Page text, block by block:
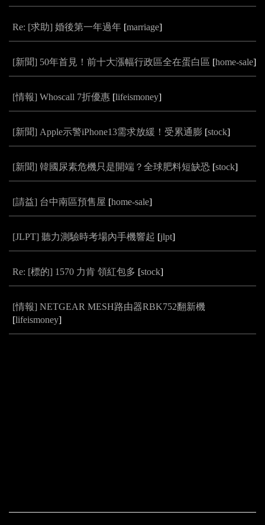
Re: [求助] 婚後第一年過年 [marriage]
[新聞] 50年首見！前十大漲幅行政區全在蛋白區 [home-sale]
[情報] Whoscall 7折優惠 [lifeismoney]
[新聞] Apple示警iPhone13需求放緩！受累通膨 [stock]
[新聞] 韓國尿素危機只是開端？全球肥料短缺恐 [stock]
[請益] 台中南區預售屋 [home-sale]
[JLPT] 聽力測驗時考場內手機響起 [jlpt]
Re: [標的] 1570 力肯 領紅包多 [stock]
[情報] NETGEAR MESH路由器RBK752翻新機
[lifeismoney]